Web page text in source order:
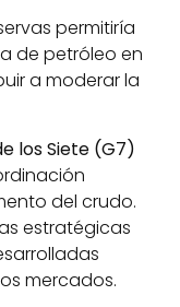
permitiría
de petróleo en
a moderar la
los Siete (G7)
del crudo.
estratégicas
mercados.